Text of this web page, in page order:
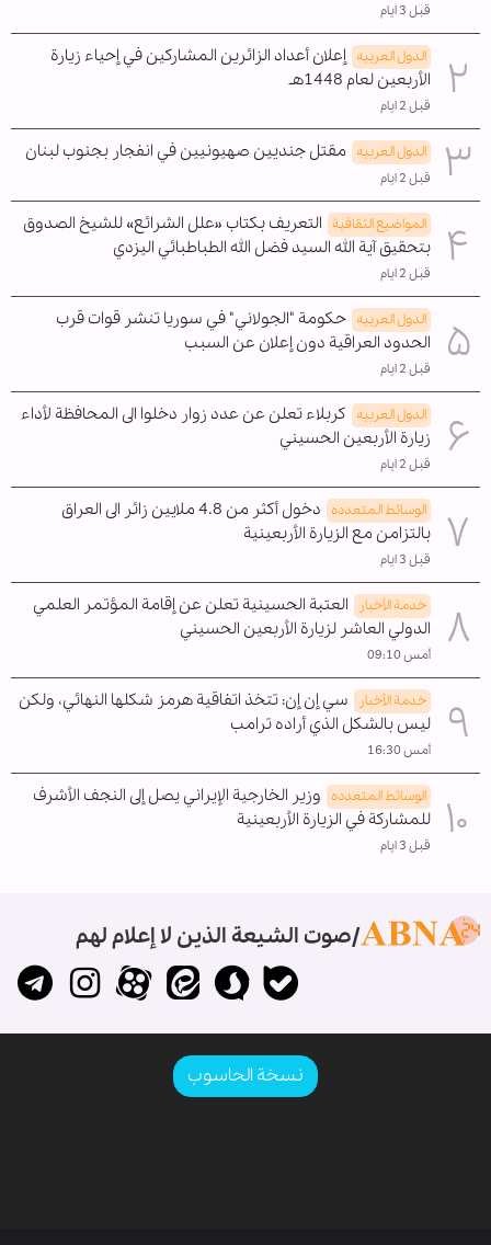
قبل 3 ايام
الدول العربیه إعلان أعداد الزائرين المشاركين في إحياء زيارة
الأربعين لعام 1448هـ
قبل 2 ايام
الدول العربیه مقتل جنديين صهيونيين في انفجار بجنوب لبنان
قبل 2 ايام
المواضیع الثقافية التعريف بكتاب «علل الشرائع» للشيخ الصدوق
بتحقيق آية الله السيد فضل الله الطباطبائي اليزدي
قبل 2 ايام
الدول العربیه حكومة "الجولاني" في سوريا تنشر قوات قرب
الحدود العراقية دون إعلان عن السبب
قبل 2 ايام
الدول العربیه كربلاء تعلن عن عدد زوار دخلوا الى المحافظة لأداء
زيارة الأربعين الحسيني
قبل 2 ايام
الوسائط المتعدده
دخول أكثر من 4.8 ملايين زائر الى العراق
بالتزامن مع الزيارة الأربعينية
قبل 3 ايام
خدمة الأخبار
العتبة الحسينية تعلن عن إقامة المؤتمر العلمي
الدولي العاشر لزيارة الأربعين الحسيني
أمس 09:10
خدمة الأخبار
سي إن إن: تتخذ اتفاقية هرمز شكلها النهائي، ولكن
ليس بالشكل الذي أراده ترامب
أمس 16:30
الوسائط المتعدده وزير الخارجية الإيراني يصل إلى النجف الأشرف
للمشاركة في الزيارة الأربعينية
قبل 3 ايام
صوت الشيعة الذين لا إعلام لهم
نسخة الحاسوب